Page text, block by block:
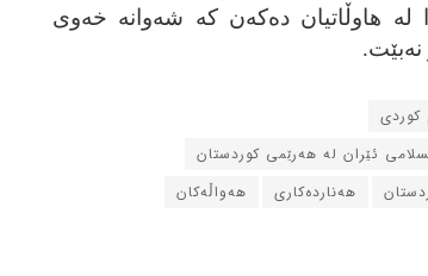
لە هاوڵاتیان دەكەن كە شەوانە خەوی
کوردی
ئێران له‌ هه‌رێمی کوردستان
هه‌نارده‌کاری هه‌واڵه‌کان